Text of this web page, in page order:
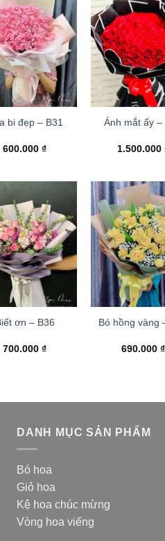
bi đẹp – B31
600.000₫
Ánh mắt ấy –
1.500.000
ơn – B36
700.000₫
Bó hồng vàng
690.000 ₫
DANH MỤC SẢN PHẨM
Bó hoa
Giỏ hoa
Kệ hoa chúc mừng
Vòng hoa viếng